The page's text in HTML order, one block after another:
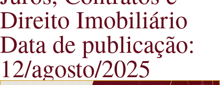
Direito Imobiliário
Data de publicação:
12/agosto/2025